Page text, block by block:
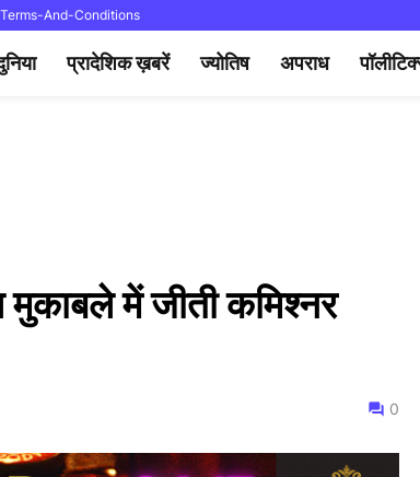
Terms-And-Conditions
प्रादेशिक ख़बरें ज्योतिष अपराध
में जीती कमिश्नर
0